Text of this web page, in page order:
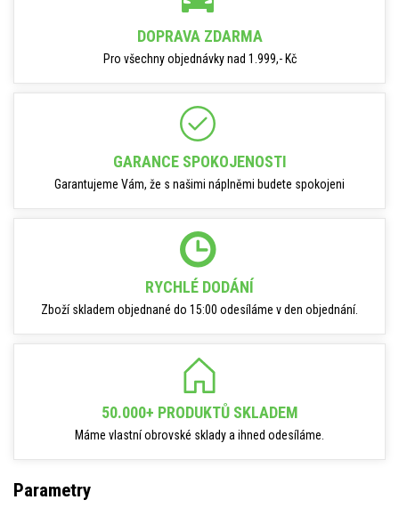
DOPRAVA ZDARMA
Pro všechny objednávky nad 1.999,- Kč
GARANCE SPOKOJENOSTI
Garantujeme Vám, že s našimi náplněmi budete spokojeni
RYCHLÉ DODÁNÍ
Zboží skladem objednané do 15:00 odesíláme v den objednání.
50.000+ PRODUKTŮ SKLADEM
Máme vlastní obrovské sklady a ihned odesíláme.
Parametry